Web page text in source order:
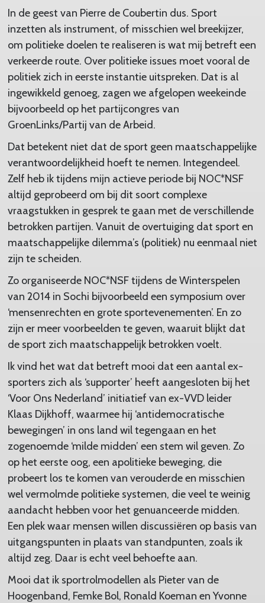
In de geest van Pierre de Coubertin dus. Sport
inzetten als instrument, of misschien wel breekijzer,
om politieke doelen te realiseren is wat mij betreft een
verkeerde route. Over politieke issues moet vooral de
politiek zich in eerste instantie uitspreken. Dat is al
ingewikkeld genoeg, zagen we afgelopen weekeinde
bijvoorbeeld op het partijcongres van
GroenLinks/Partij van de Arbeid.
Dat betekent niet dat de sport geen maatschappelijke
verantwoordelijkheid hoeft te nemen. Integendeel.
Zelf heb ik tijdens mijn actieve periode bij NOC*NSF
altijd geprobeerd om bij dit soort complexe
vraagstukken in gesprek te gaan met de verschillende
betrokken partijen. Vanuit de overtuiging dat sport en
maatschappelijke dilemma’s (politiek) nu eenmaal niet
zijn te scheiden.
Zo organiseerde NOC*NSF tijdens de Winterspelen
van 2014 in Sochi bijvoorbeeld een symposium over
‘mensenrechten en grote sportevenementen’. En zo
zijn er meer voorbeelden te geven, waaruit blijkt dat
de sport zich maatschappelijk betrokken voelt.
Ik vind het wat dat betreft mooi dat een aantal ex-
sporters zich als ‘supporter’ heeft aangesloten bij het
‘Voor Ons Nederland’ initiatief van ex-VVD leider
Klaas Dijkhoff, waarmee hij ‘antidemocratische
bewegingen’ in ons land wil tegengaan en het
zogenoemde ‘milde midden’ een stem wil geven. Zo
op het eerste oog, een apolitieke beweging, die
probeert los te komen van verouderde en misschien
wel vermolmde politieke systemen, die veel te weinig
aandacht hebben voor het genuanceerde midden.
Een plek waar mensen willen discussiëren op basis van
uitgangspunten in plaats van standpunten, zoals ik
altijd zeg. Daar is echt veel behoefte aan.
Mooi dat ik sportrolmodellen als Pieter van de
Hoogenband, Femke Bol, Ronald Koeman en Yvonne